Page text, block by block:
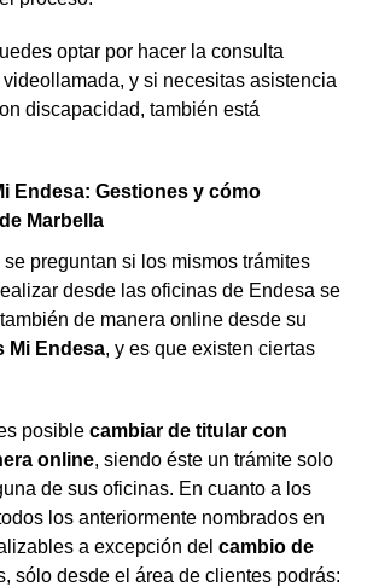
optar por hacer la consulta
y si necesitas asistencia
discapacidad, también está
Endesa: Gestiones y cómo
Marbella
preguntan si los mismos trámites
desde las oficinas de Endesa se
de manera online desde su
Mi Endesa, y es que existen ciertas
posible cambiar de titular con
online, siendo éste un trámite solo
de sus oficinas. En cuanto a los
los anteriormente nombrados en
a excepción del cambio de
sólo desde el área de clientes podrás: